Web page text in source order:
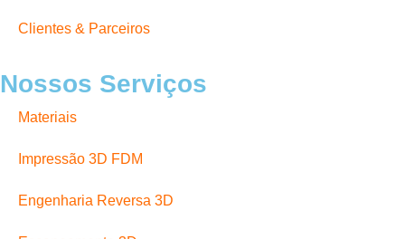
Clientes & Parceiros
Nossos Serviços
Materiais
Impressão 3D FDM
Engenharia Reversa 3D